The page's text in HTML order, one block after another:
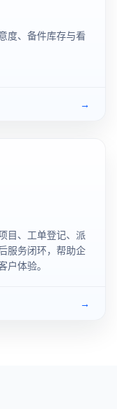
度、备件库存与看
→
目、工单登记、派
服务闭环，帮助企
户体验。
→